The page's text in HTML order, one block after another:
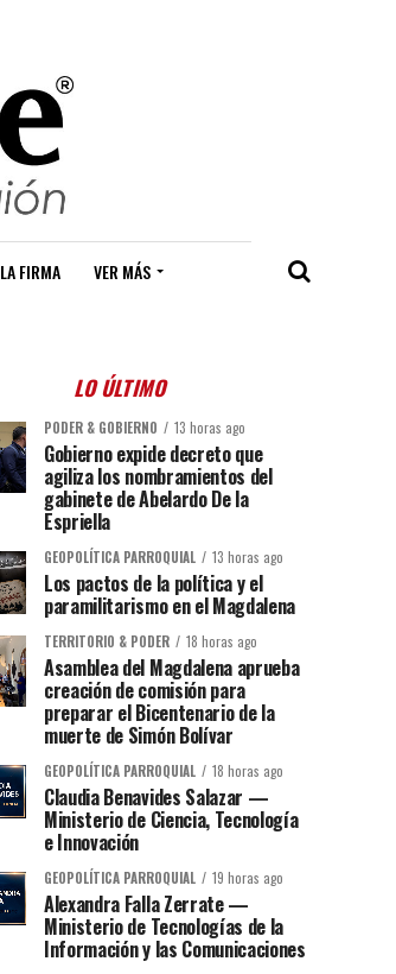
LA FIRMA VER MÁS
LO ÚLTIMO
PODER & GOBIERNO 13 horas ago
Gobierno expide decreto que
agiliza los nombramientos del
gabinete de Abelardo De la
Espriella
GEOPOLÍTICA PARROQUIAL 13 horas ago
Los pactos de la política y el
paramilitarismo en el Magdalena
TERRITORIO & PODER 18 horas ago
Asamblea del Magdalena aprueba
creación de comisión para
preparar el Bicentenario de la
muerte de Simón Bolívar
GEOPOLÍTICA PARROQUIAL 18 horas ago
Claudia Benavides Salazar —
Ministerio de Ciencia, Tecnología
e Innovación
GEOPOLÍTICA PARROQUIAL 19 horas ago
Alexandra Falla Zerrate —
Ministerio de Tecnologías de la
Información y las Comunicaciones